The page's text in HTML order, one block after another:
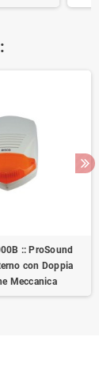
:: ProSound
con Doppia
Meccanica